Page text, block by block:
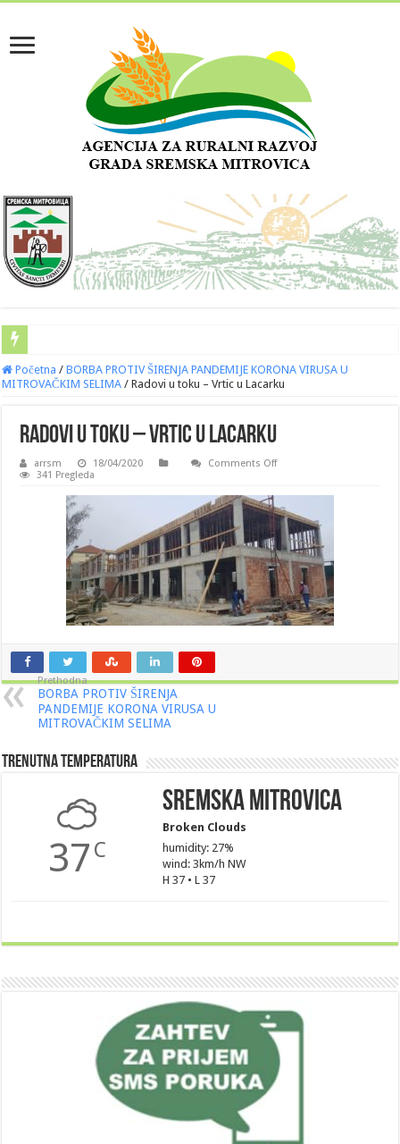
Početna / BORBA PROTIV ŠIRENJA PANDEMIJE KORONA VIRUSA U
MITROVAČKIM SELIMA / Radovi u toku – Vrtic u Lacarku
Radovi u toku – Vrtic u Lacarku
arrsm 18/04/2020 Comments Offon
toku
–
Vrtic
u
Lacarku
341 Pregleda
Prethodna
BORBA PROTIV ŠIRENJA
PANDEMIJE KORONA VIRUSA U
MITROVAČKIM SELIMA
Trenutna Temperatura
37 C
Sremska Mitrovica
Broken Clouds
humidity: 27%
wind: 3km/h NW
H 37 • L 37